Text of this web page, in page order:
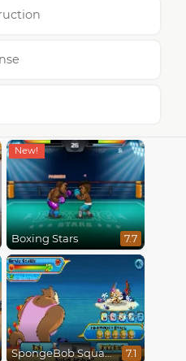
Boxing Stars 7.7
SpongeBob SquarePants : Monster Island Adventures 7.1